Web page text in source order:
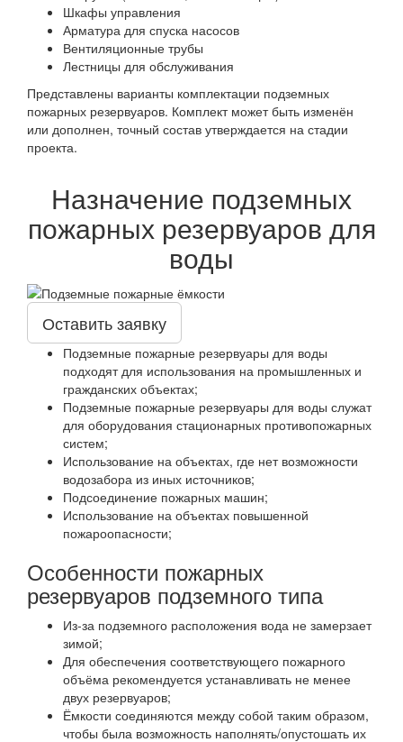
Шкафы управления
Арматура для спуска насосов
Вентиляционные трубы
Лестницы для обслуживания
Представлены варианты комплектации подземных
пожарных резервуаров. Комплект может быть изменён
или дополнен, точный состав утверждается на стадии
проекта.
Назначение подземных
пожарных резервуаров для
воды
Оставить заявку
Подземные пожарные резервуары для воды
подходят для использования на промышленных и
гражданских объектах;
Подземные пожарные резервуары для воды служат
для оборудования стационарных противопожарных
систем;
Использование на объектах, где нет возможности
водозабора из иных источников;
Подсоединение пожарных машин;
Использование на объектах повышенной
пожароопасности;
Особенности пожарных
резервуаров подземного типа
Из-за подземного расположения вода не замерзает
зимой;
Для обеспечения соответствующего пожарного
объёма рекомендуется устанавливать не менее
двух резервуаров;
Ёмкости соединяются между собой таким образом,
чтобы была возможность наполнять/опустошать их